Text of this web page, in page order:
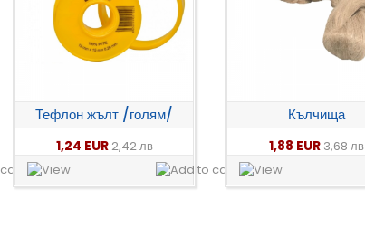
Тефлон жълт /голям/
1,24 EUR 2,42 лв
Кълчища
1,88 EUR 3,68 лв